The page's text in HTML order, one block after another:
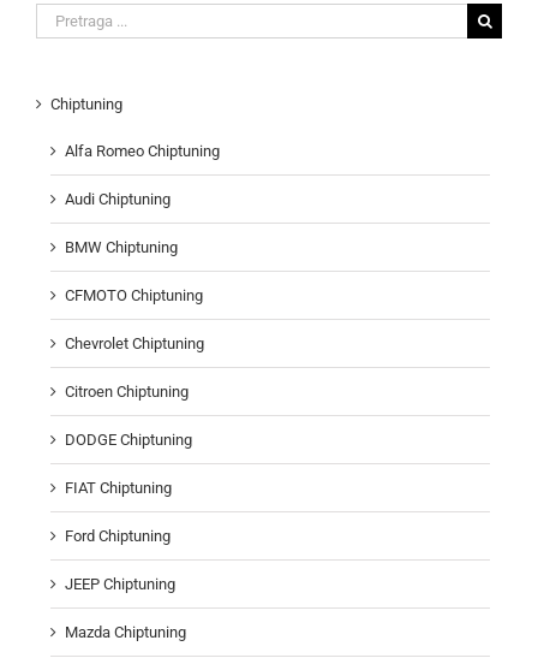
Search
for:
Chiptuning
Alfa Romeo Chiptuning
Audi Chiptuning
BMW Chiptuning
CFMOTO Chiptuning
Chevrolet Chiptuning
Citroen Chiptuning
DODGE Chiptuning
FIAT Chiptuning
Ford Chiptuning
JEEP Chiptuning
Mazda Chiptuning